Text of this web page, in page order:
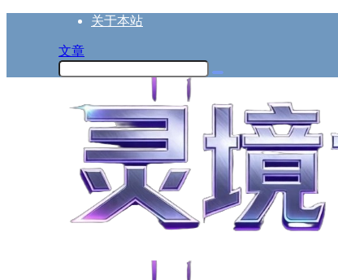
关于本站
文章